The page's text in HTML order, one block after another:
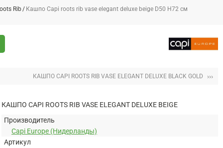
Rib Кашпо Capi roots rib vase elegant deluxe beige D50 H72 см
КАШПО CAPI ROOTS RIB VASE ELEGANT DELUXE BLACK GOLD ›››
КАШПО CAPI ROOTS RIB VASE ELEGANT DELUXE BEIGE
Производитель
Capi Europe (Нидерланды)
Артикул